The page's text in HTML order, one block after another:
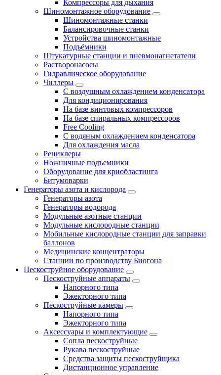
Компрессоры для дыхания
Шиномонтажное оборудование
Шиномонтажные станки
Балансировочные станки
Устройства шиномонтажные
Подъёмники
Штукатурные станции и пневмонагнетатели
Растворонасосы
Гидравлическое оборудование
Чиллеры
С воздушным охлаждением конденсатора
Для кондиционирования
На базе винтовых компрессоров
На базе спиральных компрессоров
Free Cooling
С водяным охлаждением конденсатора
Для охлаждения масла
Рециклеры
Ножничные подъемники
Оборудование для криобластинга
Битумоварки
Генераторы азота и кислорода
Генераторы азота
Генераторы водорода
Модульные азотные станции
Модульные кислородные станции
Мобильные кислородные станции для заправки
баллонов
Медицинские концентраторы
Станции по производству Биогона
Пескоструйное оборудование
Пескоструйные аппараты
Напорного типа
Эжекторного типа
Пескоструйные камеры
Напорного типа
Эжекторного типа
Аксессуары и комплектующие
Сопла пескоструйные
Рукава пескоструйные
Средства защиты пескоструйщика
Дистанционное управление